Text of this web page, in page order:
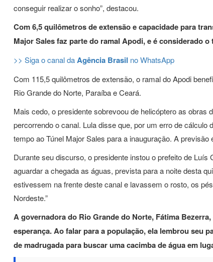
conseguir realizar o sonho”, destacou.
Com 6,5 quilômetros de extensão e capacidade para
Major Sales faz parte do ramal Apodi, e é considerado
>> Siga o canal daAgência Brasil no WhatsApp
Com 115,5 quilômetros de extensão, o ramal do Apodi
Rio Grande do Norte, Paraíba e Ceará.
Mais cedo, o presidente sobrevoou de helicóptero as
percorrendo o canal. Lula disse que, por um erro de
tempo ao Túnel Major Sales para a inauguração. A
Durante seu discurso, o presidente instou o prefeito de
aguardar a chegada as águas, prevista para a noite desta
estivessem na frente deste canal e lavassem o rosto, os
Nordeste.”
A governadora do Rio Grande do Norte, Fátima
esperança. Ao falar para a população, ela lembrou seu
de madrugada para buscar uma cacimba de água em